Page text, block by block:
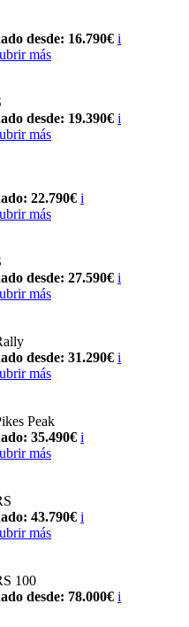
desde: 16.790€ i
más
desde: 19.390€ i
más
22.790€ i
más
desde: 27.590€ i
más
desde: 31.290€ i
más
Peak
35.490€ i
más
43.790€ i
más
100
desde: 78.000€ i